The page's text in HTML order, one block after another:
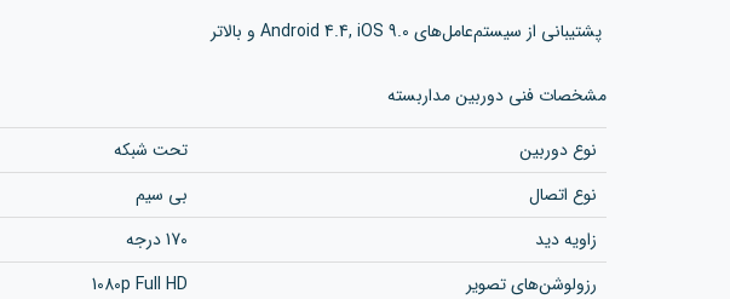
پشتیبانی از سیستم‌عامل‌های Android 4.4, iOS 9.0 و بالاتر
مشخصات فنی دوربین مداربسته
نوع دوربین
تحت شبکه
نوع اتصال
بی سیم
زاویه دید
170 درجه
رزولوشن‌های تصویر
1080p Full HD